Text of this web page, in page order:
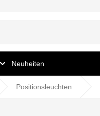
Neuheiten
Positionsleuchten